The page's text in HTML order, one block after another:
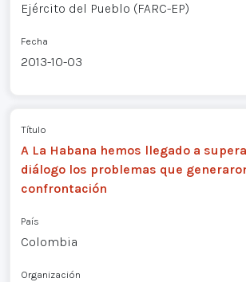
Ejército del Pueblo (FARC-EP)
Fecha
2013-10-03
Título
A La Habana hemos llegado a
diálogo los problemas que
confrontación
País
Colombia
Organización